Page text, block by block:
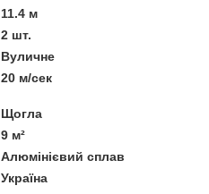
11.4 м
2 шт.
Вуличне
20 м/сек
Щогла
9 м²
Алюмінієвий сплав
Україна